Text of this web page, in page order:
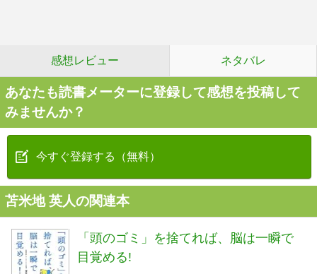
感想レビュー ネタバレ
あなたも読書メーターに登録して感想を投稿して
みませんか？
今すぐ登録する（無料）
苫米地 英人の関連本
「頭のゴミ」を捨てれば、脳は一瞬で
目覚める!